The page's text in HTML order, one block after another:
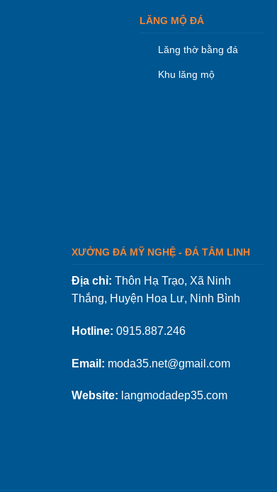
LĂNG MỘ ĐÁ
Lăng thờ bằng đá
Khu lăng mộ
XƯỞNG ĐÁ MỸ NGHỆ - ĐÁ TÂM LINH
Địa chỉ: Thôn Hạ Trạo, Xã Ninh
Thắng, Huyện Hoa Lư, Ninh Bình
Hotline: 0915.887.246
Email: moda35.net@gmail.com
Website: langmodadep35.com